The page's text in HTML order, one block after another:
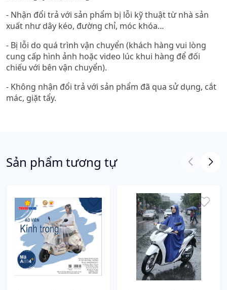
- Nhận đổi trả với sản phẩm bị lỗi kỹ thuật từ nhà sản
xuất như dây kéo, đường chỉ, móc khóa…
- Bị lỗi do quá trình vận chuyển (khách hàng vui lòng
cung cấp hình ảnh hoặc video lúc khui hàng để đối
chiếu với bên vận chuyển).
- Không nhận đổi trả với sản phẩm đã qua sử dụng, cắt
mác, giặt tẩy.
Sản phẩm tương tự